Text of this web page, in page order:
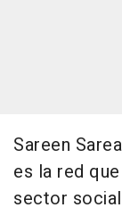
Sareen
es la red
sector